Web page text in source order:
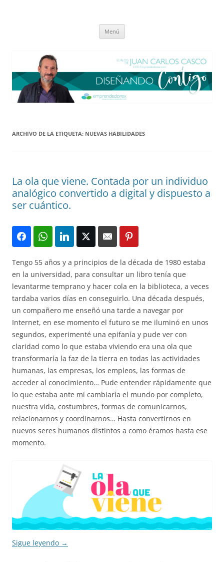
Menú
ARCHIVO DE LA ETIQUETA: NUEVAS HABILIDADES
La ola que viene. Contada por un individuo
analógico convertido a digital y dispuesto a
ser cuántico.
Tengo 55 años y a principios de la década de 1980 estaba
en la universidad, para consultar un libro tenía que
levantarme temprano y hacer cola en la biblioteca, a veces
tardaba varios días en conseguirlo. Una década después,
un compañero me enseñó una tarde a navegar por
Internet, en ese momento el futuro se me iluminó en unos
segundos, experimenté una epifanía y pude ver con
claridad como lo que estaba viviendo era una ola que
transformaría la faz de la tierra en todas las actividades
humanas, las empresas, los empleos, las formas de
acceder al conocimiento… Pude entender rápidamente que
lo que estaba ante mí cambiaría el mundo por completo,
nuestra vida, costumbres, formas de comunicarnos,
relacionarnos y coordinarnos… Hasta convertirnos en
nuevos seres humanos distintos a como éramos hasta ese
momento.
Sigue leyendo →